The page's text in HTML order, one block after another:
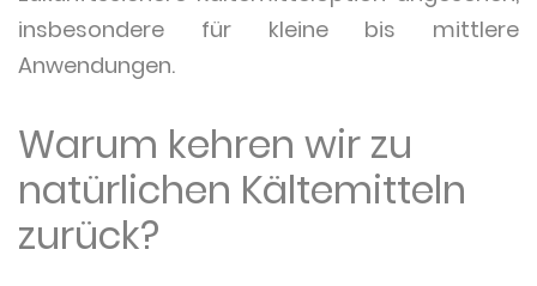
insbesondere für kleine bis mittlere
Anwendungen.
Warum kehren wir zu
natürlichen Kältemitteln
zurück?